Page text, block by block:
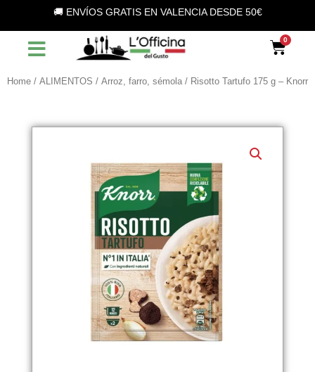
contenuto
🚚 ENVÍOS GRATIS EN VALENCIA DESDE 50€
Home / ALIMENTOS / Arroz, farro, sémola / Risotto Tartufo 175 g – Knorr